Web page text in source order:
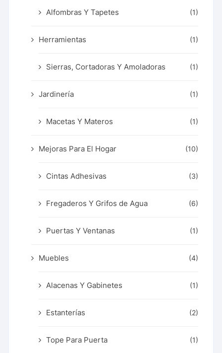
Alfombras Y Tapetes (1)
Herramientas (1)
Sierras, Cortadoras Y Amoladoras (1)
Jardinería (1)
Macetas Y Materos (1)
Mejoras Para El Hogar (10)
Cintas Adhesivas (3)
Fregaderos Y Grifos de Agua (6)
Puertas Y Ventanas (1)
Muebles (4)
Alacenas Y Gabinetes (1)
Estanterías (2)
Tope Para Puerta (1)